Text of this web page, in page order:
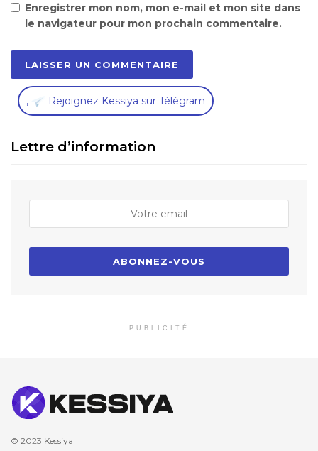
Enregistrer mon nom, mon e-mail et mon site dans
le navigateur pour mon prochain commentaire.
, Rejoignez Kessiya sur Télégram
Lettre d’information
PUBLICITÉ
© 2023 Kessiya